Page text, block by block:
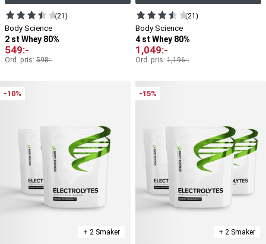
(21)
Body Science
2 st Whey 80%
549:-
Ord. pris: 598:-
(21)
Body Science
4 st Whey 80%
1,049:-
Ord. pris: 1,196:-
-10%
+ 2 Smaker
-15%
+ 2 Smaker